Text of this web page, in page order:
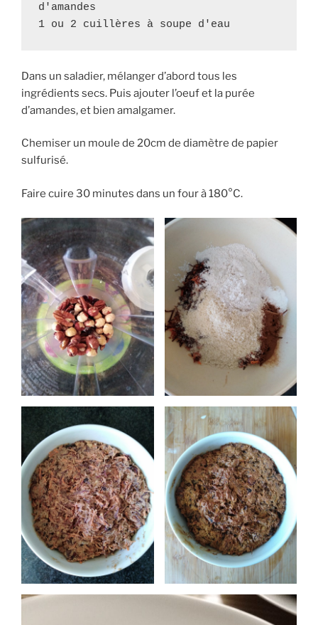
d'amandes
1 ou 2 cuillères à soupe d'eau
Dans un saladier, mélanger d’abord tous les
ingrédients secs. Puis ajouter l’oeuf et la purée
d’amandes, et bien amalgamer.
Chemiser un moule de 20cm de diamètre de papier
sulfurisé.
Faire cuire 30 minutes dans un four à 180°C.